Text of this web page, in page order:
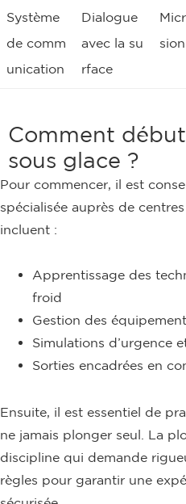
Système
de comm
unication
Dialogue
avec la su
rface
Comment
sous glace ?
Pour commencer, il est
spécialisée auprès de
incluent :
Apprentissage des
froid
Gestion des
Simulations d’urgence
Sorties encadrées en
Ensuite, il est essentiel de
ne jamais plonger seul. La
discipline qui demande
règles pour garantir une